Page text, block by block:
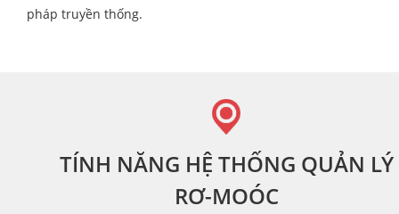
pháp truyền thống.
TÍNH NĂNG HỆ THỐNG QUẢN LÝ
RƠ-MOÓC